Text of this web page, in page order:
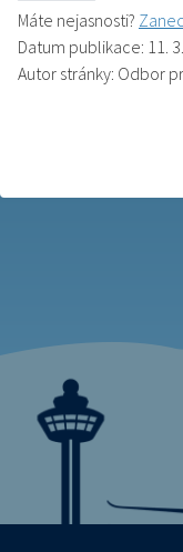
Máte nejasnosti?
Datum publikace: 11.
Autor stránky: Odbor